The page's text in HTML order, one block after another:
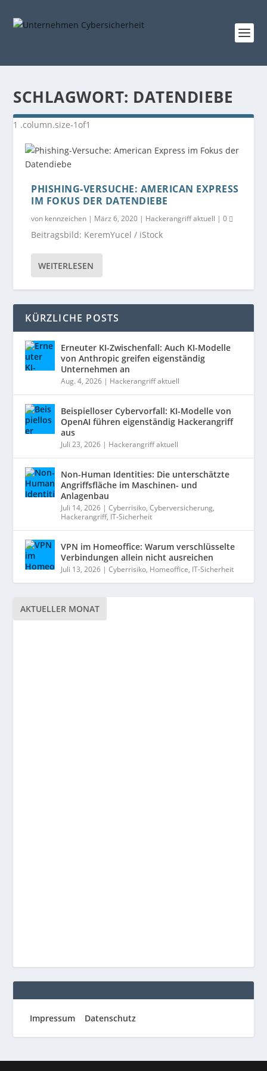
SCHLAGWORT: DATENDIEBE
PHISHING-VERSUCHE: AMERICAN EXPRESS
IM FOKUS DER DATENDIEBE
von kennzeichen | März 6, 2020 | Hackerangriff aktuell |0
Beitragsbild: KeremYucel / iStock
WEITERLESEN
KÜRZLICHE POSTS
Erneuter KI-Zwischenfall: Auch KI-Modelle
von Anthropic greifen eigenständig
Unternehmen an
Aug. 4, 2026 | Hackerangriff aktuell
Beispielloser Cybervorfall: KI-Modelle von
OpenAI führen eigenständig Hackerangriff
aus
Juli 23, 2026 | Hackerangriff aktuell
Non-Human Identities: Die unterschätzte
Angriffsfläche im Maschinen- und
Anlagenbau
Juli 14, 2026 |Cyberrisiko,Cyberversicherung,
Hackerangriff, IT-Sicherheit
VPN im Homeoffice: Warum verschlüsselte
Verbindungen allein nicht ausreichen
Juli 13, 2026 |Cyberrisiko, Homeoffice, IT-Sicherheit
AKTUELLER MONAT
Impressum Datenschutz